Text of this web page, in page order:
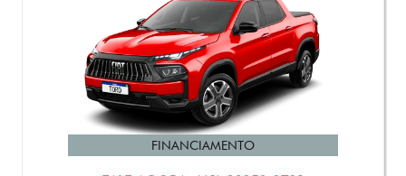
Ver oferta
TORO
TORO FREEDOM TURBO 270 FLEX AT6 2027